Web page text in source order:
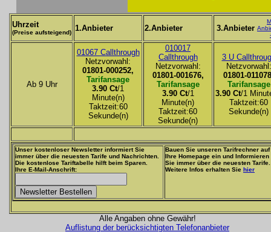
Uhrzeit
(Preise aufsteigend) 1.Anbieter 2.Anbieter 3.Anbieter
Ab 9 Uhr
01067 Callthrough
Netzvorwahl:
01801-000252,
Tarifansage
3.90 Ct/1
Minute(n)
Taktzeit:60
Sekunde(n)
010017
Callthrough
Netzvorwahl:
01801-001676,
Tarifansage
3.90 Ct/1
Minute(n)
Taktzeit:60
Sekunde(n)
3 U
Netzvorwahl:
01801-
Tarifansage
3.90 Ct/1
Taktzeit:60
Sekunde(n)
Unser kostenloser Newsletter informiert Sie
immer über die neuesten Tarife und Nachrichten.
Die kostenlose Tariftabelle hilft beim Sparen.
Ihre E-Mail-Anschrift:
Bauen Sie unseren Tarifrechner auf
Ihre Homepage ein und Informieren
Sie immer über die neuesten Tarife.
Weitere Infos erhalten Sie hier
Alle Angaben ohne Gewähr!
Auflistung der berücksichtigten Telefonanbieter